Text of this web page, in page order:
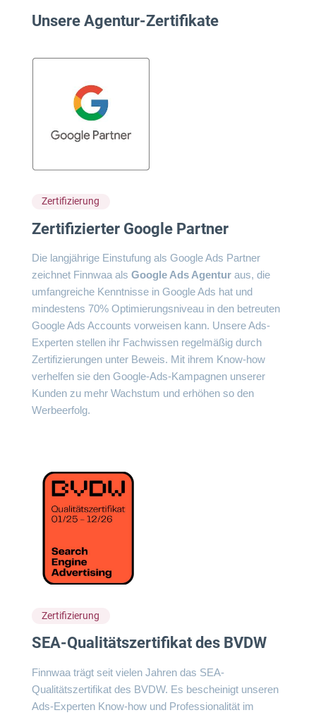
Unsere Agentur-Zertifikate
Zertifizierung
Zertifizierter Google Partner
Die langjährige Einstufung als Google Ads Partner
zeichnet Finnwaa als Google Ads Agentur aus, die
umfangreiche Kenntnisse in Google Ads hat und
mindestens 70% Optimierungsniveau in den betreuten
Google Ads Accounts vorweisen kann. Unsere Ads-
Experten stellen ihr Fachwissen regelmäßig durch
Zertifizierungen unter Beweis. Mit ihrem Know-how
verhelfen sie den Google-Ads-Kampagnen unserer
Kunden zu mehr Wachstum und erhöhen so den
Werbeerfolg.
Zertifizierung
SEA-Qualitätszertifikat des BVDW
Finnwaa trägt seit vielen Jahren das SEA-
Qualitätszertifikat des BVDW. Es bescheinigt unseren
Ads-Experten Know-how und Professionalität im